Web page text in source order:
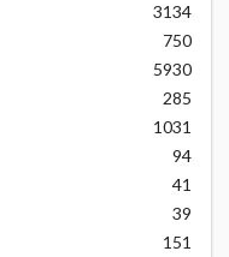
3134
750
5930
285
1031
94
41
39
151